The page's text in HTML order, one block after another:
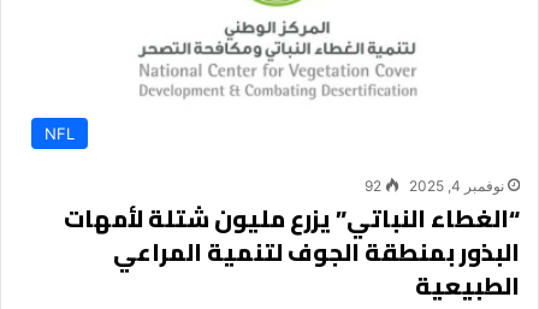
NFL
نوفمبر 4, 2025 92
“الغطاء النباتي” يزرع مليون شتلة لأمهات
البذور بمنطقة الجوف لتنمية المراعي
الطبيعية